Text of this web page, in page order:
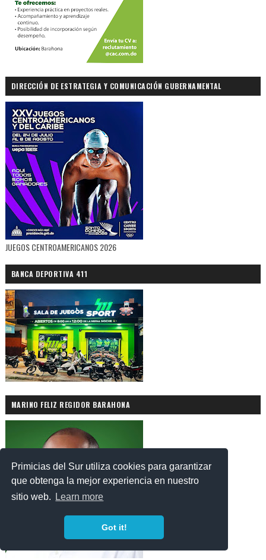
Primicias del Sur utiliza cookies para garantizar
que obtenga la mejor experiencia en nuestro
sitio web.
Learn more
Got it!
DIRECCIÓN DE ESTRATEGIA Y COMUNICACIÓN GUBERNAMENTAL
JUEGOS CENTROAMERICANOS 2026
BANCA DEPORTIVA 411
MARINO FELIZ REGIDOR BARAHONA